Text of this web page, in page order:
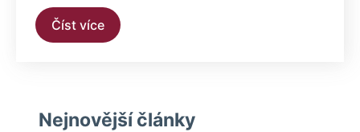
Číst více
Nejnovější články